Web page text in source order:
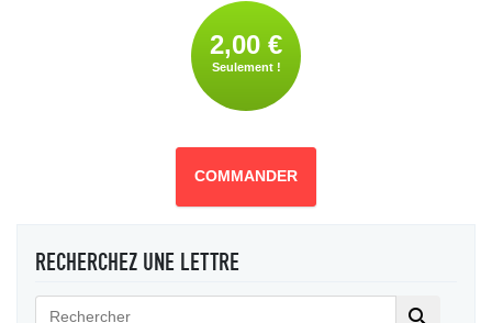
2,00 €
Seulement !
COMMANDER
RECHERCHEZ UNE LETTRE
